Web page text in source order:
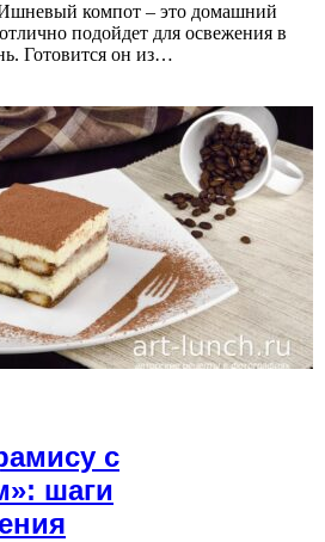
компот – это домашний
подойдет для освежения в
Готовится он из…
с
шаги